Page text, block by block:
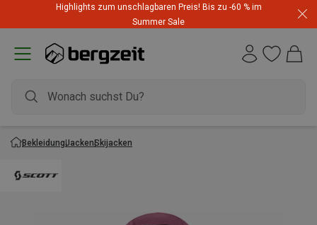
Highlights zum unschlagbaren Preis! Bis zu -60 % im
Summer Sale
BekleidungJackenSkijacken